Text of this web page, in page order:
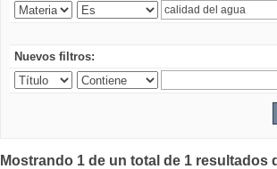
Nuevos filtros:
Mostrando 1 de un total de 1